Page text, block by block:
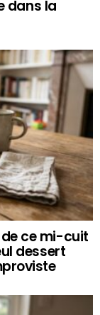
dans la
ce mi-cuit
dessert